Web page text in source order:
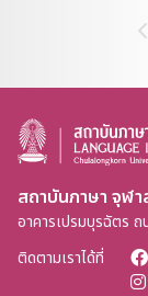
สถาบันภาษา จุฬ
อาคารเปรมบุรฉัตร
ติดตามเราได้ที่